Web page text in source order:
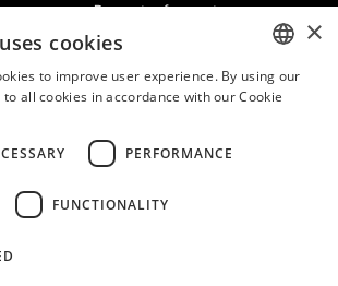
Preguntas frecuentes
Términos y condiciones
Política de privacidad y cookies
Trabaja con nosotros
Libro de reclamaciones
ENGLISH
×
cookies
to improve user experience. By using our
all cookies in accordance with our Cookie
PERFORMANCE
FUNCTIONALITY